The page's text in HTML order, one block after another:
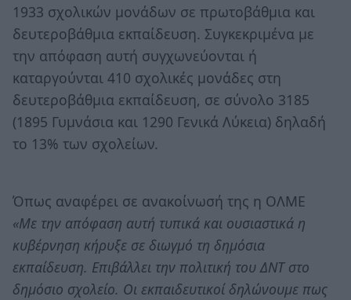
1933 σχολικών μονάδων σε πρωτοβάθμια και
δευτεροβάθμια εκπαίδευση. Συγκεκριμένα με
την απόφαση αυτή συγχωνεύονται ή
καταργούνται 410 σχολικές μονάδες στη
δευτεροβάθμια εκπαίδευση, σε σύνολο 3185
(1895 Γυμνάσια και 1290 Γενικά Λύκεια) δηλαδή
το 13% των σχολείων.
Όπως αναφέρει σε ανακοίνωσή της η ΟΛΜΕ
«Με την απόφαση αυτή τυπικά και ουσιαστικά η
κυβέρνηση κήρυξε σε διωγμό τη δημόσια
εκπαίδευση. Επιβάλλει την πολιτική του ΔΝΤ στο
δημόσιο σχολείο. Οι εκπαιδευτικοί δηλώνουμε πως